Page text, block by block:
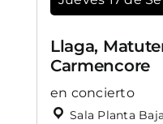
Llaga,
Carmencore
en concierto
Sala Planta Baja